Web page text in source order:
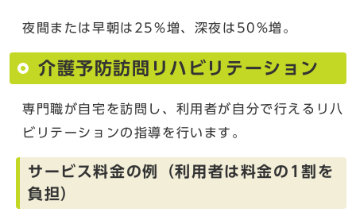
夜間または早朝は25%増、深夜は50%増。
介護予防訪問リハビリテーション
専門職が自宅を訪問し、利用者が自分で行えるリ八
ビリテーションの指導を行います。
サービス料金の例（利用者は料金の1割を
負担）